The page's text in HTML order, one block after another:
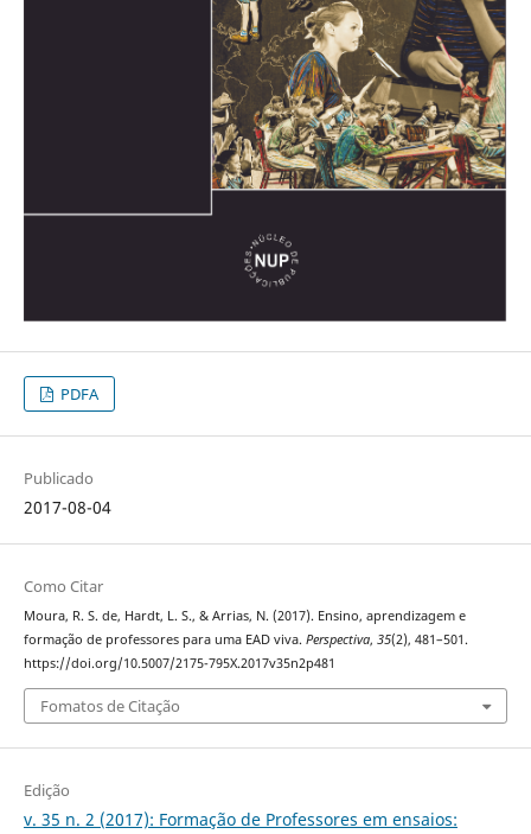
PDFA
Publicado
2017-08-04
Como Citar
Moura, R. S. de, Hardt, L. S., & Arrias, N. (2017). Ensino, aprendizagem e
formação de professores para uma EAD viva. Perspectiva, 35(2), 481–501.
https://doi.org/10.5007/2175-795X.2017v35n2p481
Fomatos de Citação
Edição
v. 35 n. 2 (2017): Formação de Professores em ensaios: